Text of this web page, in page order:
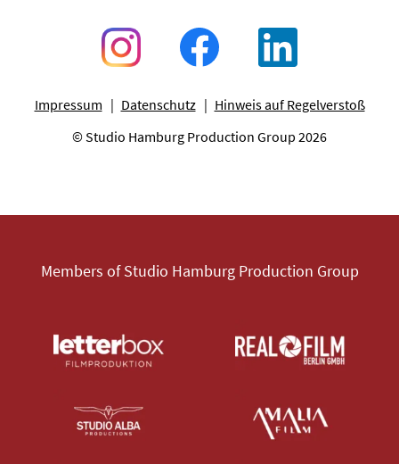
Impressum Datenschutz
Hinweis auf Regelverstoß
© Studio Hamburg Production Group 2026
Members of Studio Hamburg Production Group